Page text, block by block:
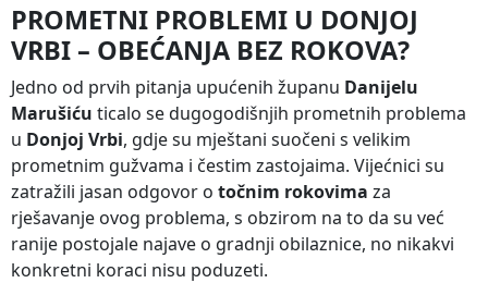
PROMETNI PROBLEMI U DONJOJ
VRBI – OBEĆANJA BEZ ROKOVA?
Jedno od prvih pitanja upućenih županu Danijelu
Marušiću ticalo se dugogodišnjih prometnih problema
u Donjoj Vrbi, gdje su mještani suočeni s velikim
prometnim gužvama i čestim zastojaima. Vijećnici su
zatražili jasan odgovor o točnim rokovima za
rješavanje ovog problema, s obzirom na to da su već
ranije postojale najave o gradnji obilaznice, no nikakvi
konkretni koraci nisu poduzeti.